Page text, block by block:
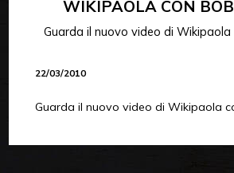
WIKIPAOLA CON
Guarda il nuovo video di
22/03/2010
Guarda il nuovo video di Wikipaola